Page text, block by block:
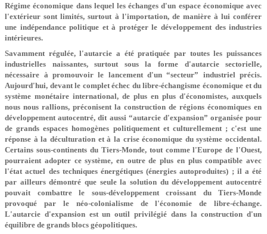
Régime économique dans lequel les échanges d'un espace économique avec
l'extérieur sont limités, surtout à l'importation, de manière à lui conférer
une indépendance politique et à protéger le développement des industries
intérieures.
Savamment régulée, l'autarcie a été pratiquée par toutes les puissances
industrielles naissantes, surtout sous la forme d'autarcie sectorielle,
nécessaire à promouvoir le lancement d'un “secteur” industriel précis.
Aujourd'hui, devant le complet échec du libre-échangisme économique et du
système monétaire international, de plus en plus d'économistes, auxquels
nous nous rallions, préconisent la construction de régions économiques en
développement autocentré, dit aussi “autarcie d'expansion” organisée pour
de grands espaces homogènes politiquement et culturellement ; c'est une
réponse à la déculturation et à la crise économique du système occidental.
Certains sous-continents du Tiers-Monde, tout comme l'Europe de l'Ouest,
pourraient adopter ce système, en outre de plus en plus compatible avec
l'état actuel des techniques énergétiques (énergies autoproduites) ; il a été
par ailleurs démontré que seule la solution du développement autocentré
pouvait combattre le sous-développement croissant du Tiers-Monde
provoqué par le néo-colonialisme de l'économie de libre-échange.
L'autarcie d'expansion est un outil privilégié dans la construction d'un
équilibre de grands blocs géopolitiques.